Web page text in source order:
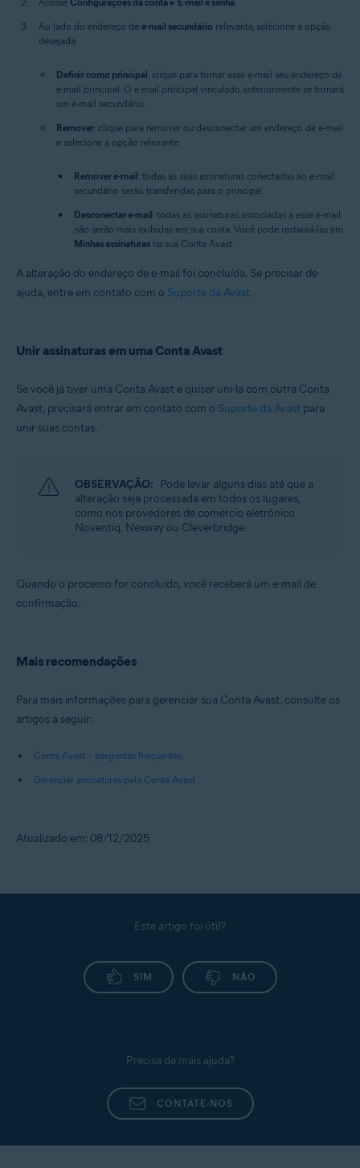
Ao lado do endereço de e-mail secundário relevante, selecione a opção
desejada:
Definir como principal: clique para tornar esse e-mail seu endereço de
e-mail principal. O e-mail principal vinculado anteriormente se tornará
um e-mail secundário.
Remover: clique para remover ou desconectar um endereço de e-mail
e selecione a opção relevante:
Remover e-mail: todas as suas assinaturas conectadas ao e-mail
secundário serão transferidas para o principal.
Desconectar e-mail: todas as assinaturas associadas a esse e-mail
não serão mais exibidas em sua conta. Você pode restaurá-las em
Minhas assinaturas na sua Conta Avast.
A alteração do endereço de e-mail foi concluída. Se precisar de
ajuda, entre em contato com o Suporte da Avast.
Unir assinaturas em uma Conta Avast
Se você já tiver uma Conta Avast e quiser uni-la com outra Conta
Avast, precisará entrar em contato com o Suporte da Avast para
unir suas contas.
OBSERVAÇÃO: Pode levar alguns dias até que a
alteração seja processada em todos os lugares,
como nos provedores de comércio eletrônico
Noventiq, Nexway ou Cleverbridge.
Quando o processo for concluído, você receberá um e-mail de
confirmação.
Mais recomendações
Para mais informações para gerenciar sua Conta Avast, consulte os
artigos a seguir:
Conta Avast – perguntas frequentes
Gerenciar assinaturas pela Conta Avast
Atualizado em: 08/12/2025
Este artigo foi útil?
SIM NÃO
Precisa de mais ajuda?
CONTATE-NOS